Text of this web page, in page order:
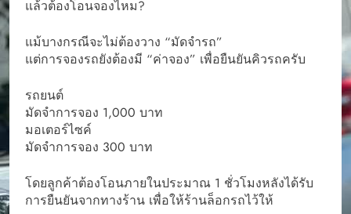
แล้วต้องโอนจองไหม?
แม้บางกรณีจะไม่ต้องวาง “มัดจำรถ”
แต่การจองรถยังต้องมี “ค่าจอง” เพื่อยืนยันคิวรถครับ
รถยนต์
มัดจำการจอง 1,000 บาท
มอเตอร์ไซค์
มัดจำการจอง 300 บาท
โดยลูกค้าต้องโอนภายในประมาณ 1 ชั่วโมงหลังได้รับ
การยืนยันจากทางร้าน เพื่อให้ร้านล็อกรถไว้ให้